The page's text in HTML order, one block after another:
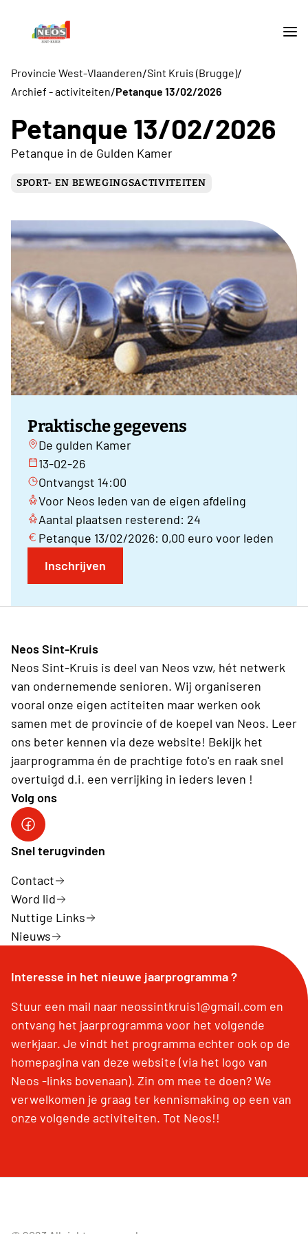
Provincie West-Vlaanderen/Sint Kruis (Brugge)/
Archief - activiteiten/Petanque 13/02/2026
Petanque 13/02/2026
Petanque in de Gulden Kamer
SPORT- EN BEWEGINGSACTIVITEITEN
Praktische gegevens
De gulden Kamer
13-02-26
Ontvangst 14:00
Voor Neos leden van de eigen afdeling
Aantal plaatsen resterend: 24
Petanque 13/02/2026: 0,00 euro voor leden
Inschrijven
Neos Sint-Kruis
Neos Sint-Kruis is deel van Neos vzw, hét netwerk
van ondernemende senioren. Wij organiseren
vooral onze eigen actiteiten maar werken ook
samen met de provincie of de koepel van Neos. Leer
ons beter kennen via deze website! Bekijk het
jaarprogramma én de prachtige foto's en raak snel
overtuigd d.i. een verrijking in ieders leven !
Volg ons
Facebook Neos Sint-Kruis
Snel terugvinden
Contact
Word lid
Nuttige Links
Nieuws
Interesse in het nieuwe jaarprogramma ?
Stuur een mail naar neossintkruis1@gmail.com en
ontvang het jaarprogramma voor het volgende
werkjaar. Je vindt het programma echter ook op de
homepagina van deze website (via het logo van
Neos -links bovenaan). Zin om mee te doen? We
verwelkomen je graag ter kennismaking op een van
onze volgende activiteiten. Tot Neos!!